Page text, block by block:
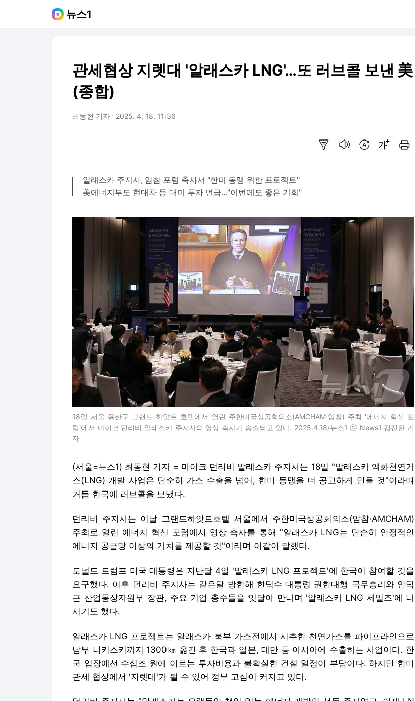
뉴스1
관세협상 지렛대 '알래스카 LNG'…또 러브콜 보낸 美
(종합)
최동현 기자 2025. 4. 18. 11:36
알래스카 주지사, 암참 포럼 축사서 "한미 동맹 위한 프로젝트"
美에너지부도 현대차 등 대미 투자 언급…"이번에도 좋은 기회"
18일 서울 용산구 그랜드 하얏트 호텔에서 열린 주한미국상공회의소(AMCHAM·암참) 주최 '에너지 혁신 포
럼'에서 마이크 던리비 알래스카 주지사의 영상 축사가 송출되고 있다. 2025.4.18/뉴스1 ⓒ News1 김진환 기
자
(서울=뉴스1) 최동현 기자 = 마이크 던리비 알래스카 주지사는 18일 "알래스카 액화천연가
스(LNG) 개발 사업은 단순히 가스 수출을 넘어, 한미 동맹을 더 공고하게 만들 것"이라며
거듭 한국에 러브콜을 보냈다.
던리비 주지사는 이날 그랜드하얏트호텔 서울에서 주한미국상공회의소(암참·AMCHAM)
주최로 열린 에너지 혁신 포럼에서 영상 축사를 통해 "알래스카 LNG는 단순히 안정적인
에너지 공급망 이상의 가치를 제공할 것"이라며 이같이 말했다.
도널드 트럼프 미국 대통령은 지난달 4일 '알래스카 LNG 프로젝트'에 한국이 참여할 것을
요구했다. 이후 던리비 주지사는 같은달 방한해 한덕수 대통령 권한대행 국무총리와 안덕
근 산업통상자원부 장관, 주요 기업 총수들을 잇달아 만나며 '알래스카 LNG 세일즈'에 나
서기도 했다.
알래스카 LNG 프로젝트는 알래스카 북부 가스전에서 시추한 천연가스를 파이프라인으로
남부 니키스키까지 1300㎞ 옮긴 후 한국과 일본, 대만 등 아시아에 수출하는 사업이다. 한
국 입장에선 수십조 원에 이르는 투자비용과 불확실한 건설 일정이 부담이다. 하지만 한미
관세 협상에서 '지렛대'가 될 수 있어 정부 고심이 커지고 있다.